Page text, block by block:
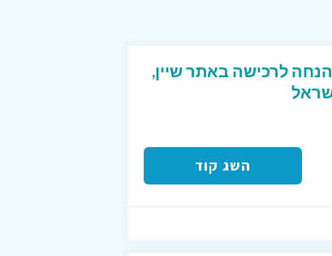
קוד קופון ייחודי שנותן 15% הנחה לרכישה באתר שיין,
השג קוד